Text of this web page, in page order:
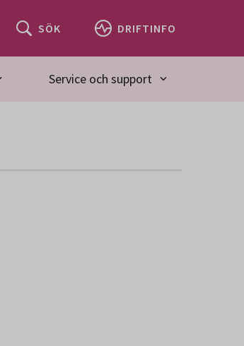
SÖK DRIFTINFO
Service och support